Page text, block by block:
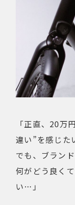
「正直、20万
違い”を感じた
でも、ブラン
何がどう良く
い…」